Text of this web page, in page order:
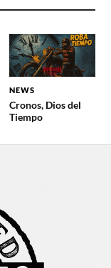
NEWS
Cronos, Dios del
Tiempo